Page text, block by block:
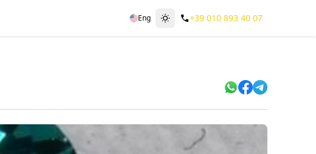
Eng +39 010 893 40 07